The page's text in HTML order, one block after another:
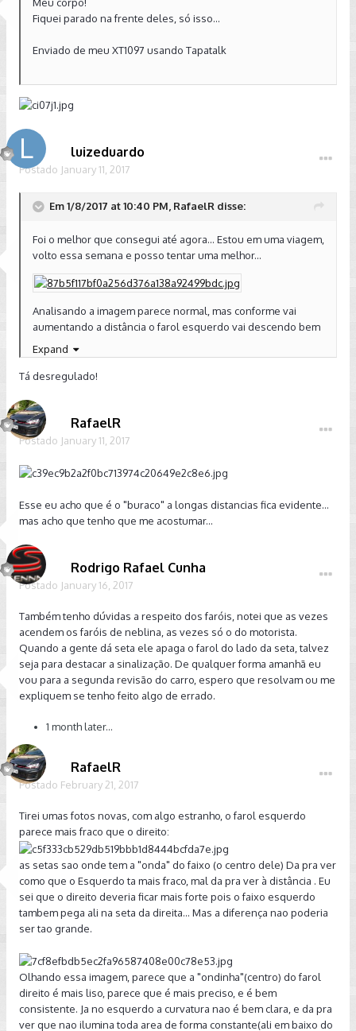
Fiquei parado na frente deles, só isso...
Enviado de meu XT1097 usando Tapatalk
luizeduardo
Postado January 11, 2017
Em 1/8/2017 at 10:40 PM, RafaelR disse:
Foi o melhor que consegui até agora... Estou em uma viagem,
volto essa semana e posso tentar uma melhor...
Analisando a imagem parece normal, mas conforme vai
aumentando a distância o farol esquerdo vai descendo bem
mais...To achando que esse é o padrão europeu e eu to
viajando... Mas é complicado nós precisamos de um farol
esquerdo um pouco mais alto pra iluminar nossos buracos
Expand
Tá desregulado!
RafaelR
Postado January 11, 2017
Esse eu acho que é o "buraco" a longas distancias fica evidente...
mas acho que tenho que me acostumar...
Rodrigo Rafael Cunha
Postado January 16, 2017
Também tenho dúvidas a respeito dos faróis, notei que as vezes
acendem os faróis de neblina, as vezes só o do motorista.
Quando a gente dá seta ele apaga o farol do lado da seta, talvez
seja para destacar a sinalização. De qualquer forma amanhã eu
vou para a segunda revisão do carro, espero que resolvam ou me
expliquem se tenho feito algo de errado.
1 month later...
RafaelR
Postado February 21, 2017
Tirei umas fotos novas, com algo estranho, o farol esquerdo
parece mais fraco que o direito:
as setas sao onde tem a "onda" do faixo (o centro dele) Da pra ver
como que o Esquerdo ta mais fraco, mal da pra ver à distância . Eu
sei que o direito deveria ficar mais forte pois o faixo esquerdo
tambem pega ali na seta da direita... Mas a diferença nao poderia
ser tao grande.
Olhando essa imagem, parece que a "ondinha"(centro) do farol
direito é mais liso, parece que é mais preciso, e é bem
consistente. Ja no esquerdo a curvatura nao é bem clara, e da pra
ver que nao ilumina toda area de forma constante(ali em baixo do